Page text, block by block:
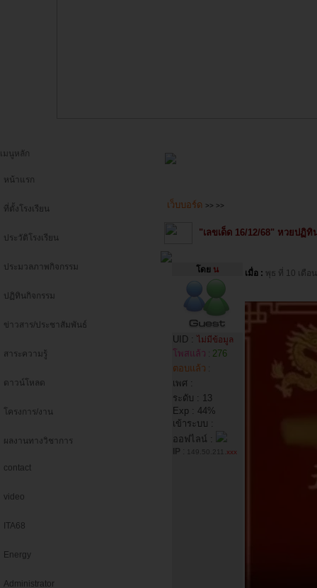
เมนูหลัก
หน้าแรก
ที่ตั้งโรงเรียน
ประวัติโรงเรียน
ประมวลภาพกิจกรรม
ปฏิทินกิจกรรม
ข่าวสาร/ประชาสัมพันธ์
สาระความรู้
ดาวน์โหลด
โครงการ/งาน
ผลงานทางวิชาการ
contact
video
ITA68
Energy
Administrator
เว็บบอร์ด >> >>
"เลขเด็ด 16/12/68" หวยปฏิ
โดย น
UID : ไม่มีข้อมูล
โพสแล้ว : 276
ตอบแล้ว :
เพศ :
ระดับ : 13
Exp : 44%
เข้าระบบ :
ออฟไลน์ :
IP : 149.50.211. xxx
เมื่อ : พุธ ที่ 10 เดื